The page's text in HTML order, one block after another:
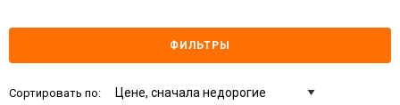
ФИЛЬТРЫ
Сортировать по: